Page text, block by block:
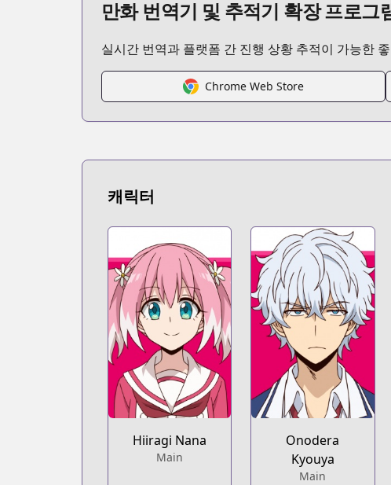
만화 번역기 및 추적기 확장 프로그
실시간 번역과 플랫폼 간 진행 상황 추적이 가능한
Chrome Web Store
캐릭터
Hiiragi Nana
Main
Onodera
Kyouya
Main